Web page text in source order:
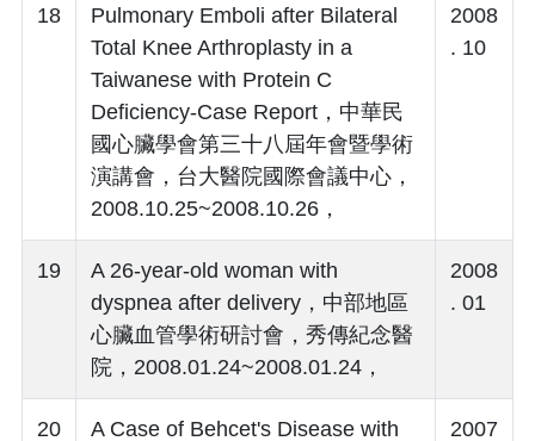
18
Pulmonary Emboli after Bilateral
Total Knee Arthroplasty in a
Taiwanese with Protein C
Deficiency-Case Report，中華民
國心臟學會第三十八屆年會暨學術
演講會，台大醫院國際會議中心，
2008.10.25~2008.10.26，
2008
. 10
19
A 26-year-old woman with
dyspnea after delivery，中部地區
心臟血管學術研討會，秀傳紀念醫
院，2008.01.24~2008.01.24，
2008
. 01
20
A Case of Behcet's Disease with
2007